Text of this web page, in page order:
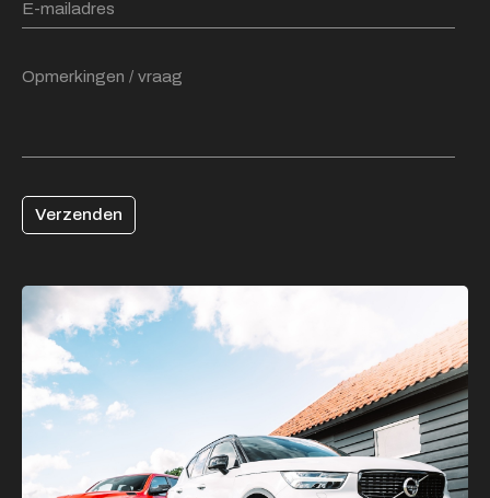
Verzenden